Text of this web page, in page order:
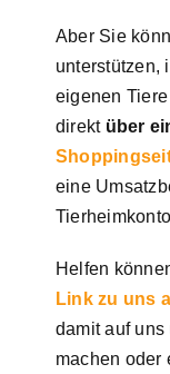
Aber Sie
unterstützen,
eigenen
direkt über
eine
Helfen
Link zu uns
damit auf uns
machen oder